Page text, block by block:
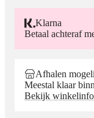
Klarna
Betaal achteraf
Afhalen
Meestal klaar
Bekijk